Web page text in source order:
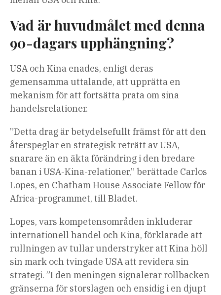
Vad är huvudmålet med denna
90-dagars upphängning?
USA och Kina enades, enligt deras
gemensamma uttalande, att upprätta en
mekanism för att fortsätta prata om sina
handelsrelationer.
”Detta drag är betydelsefullt främst för att den
återspeglar en strategisk reträtt av USA,
snarare än en äkta förändring i den bredare
banan i USA-Kina-relationer,” berättade Carlos
Lopes, en Chatham House Associate Fellow för
Africa-programmet, till Bladet.
Lopes, vars kompetensområden inkluderar
internationell handel och Kina, förklarade att
rullningen av tullar understryker att Kina höll
sin mark och tvingade USA att revidera sin
strategi. ”I den meningen signalerar rollbacken
gränserna för storslagen och ensidig i en djupt